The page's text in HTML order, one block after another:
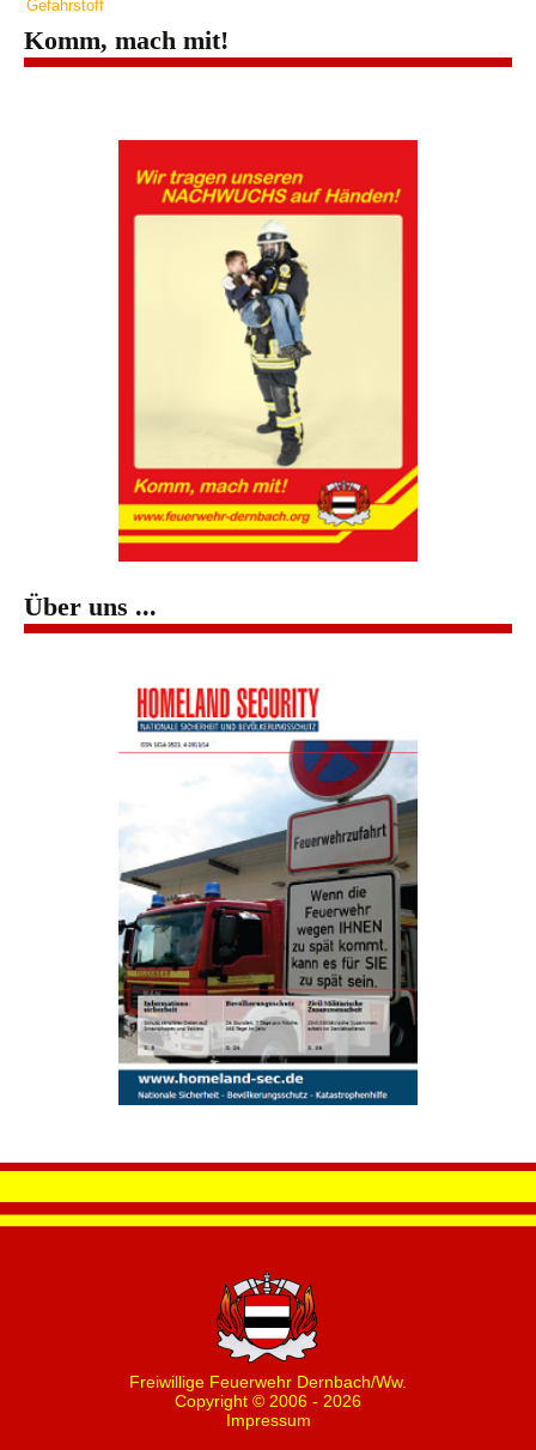
Gefahrstoff
Komm, mach mit!
Über uns ...
Freiwillige Feuerwehr Dernbach/Ww.
Copyright © 2006 - 2026
Impressum